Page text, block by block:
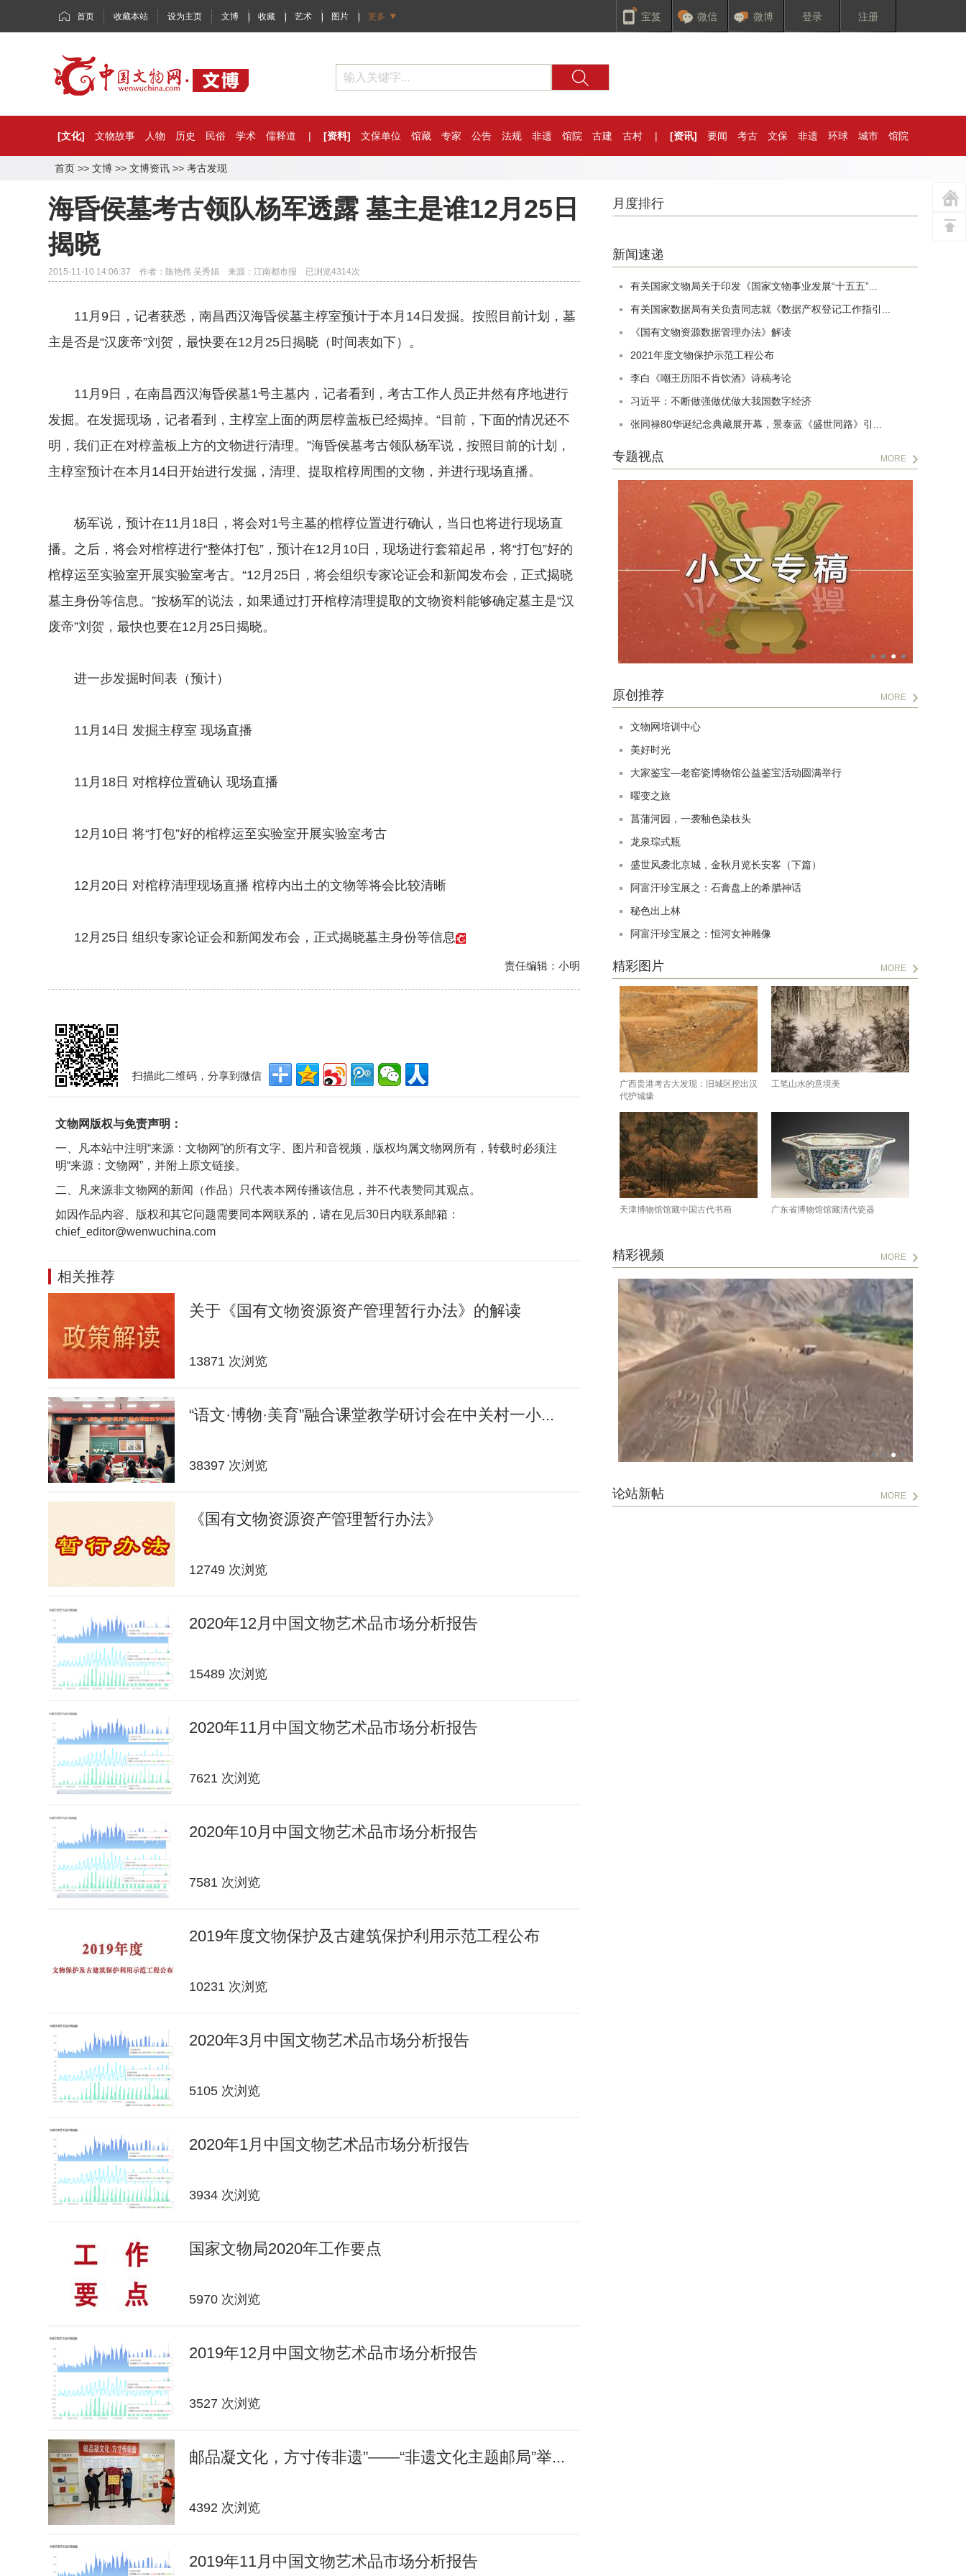
首页 收藏本站 设为主页 文博 | 收藏 | 艺术 | 图片 | 更多 宝笈 微信 微博 登录 注册
[文化] 文物故事 人物 历史 民俗 学术 儒释道 | [资料] 文保单位 馆藏 专家 公告 法规 非遗 馆院 古建 古村 | [资讯] 要闻 考古 文保 非遗 环球 城市 馆院
首页 >> 文博 >> 文博资讯 >> 考古发现
海昏侯墓考古领队杨军透露 墓主是谁12月25日
揭晓
2015-11-10 14:06:37 作者：陈艳伟 吴秀娟 来源：江南都市报 已浏览4314次
11月9日，记者获悉，南昌西汉海昏侯墓主椁室预计于本月14日发掘。按照目前计划，墓
主是否是“汉废帝”刘贺，最快要在12月25日揭晓（时间表如下）。
11月9日，在南昌西汉海昏侯墓1号主墓内，记者看到，考古工作人员正井然有序地进行
发掘。在发掘现场，记者看到，主椁室上面的两层椁盖板已经揭掉。“目前，下面的情况还不
明，我们正在对椁盖板上方的文物进行清理。”海昏侯墓考古领队杨军说，按照目前的计划，
主椁室预计在本月14日开始进行发掘，清理、提取棺椁周围的文物，并进行现场直播。
杨军说，预计在11月18日，将会对1号主墓的棺椁位置进行确认，当日也将进行现场直
播。之后，将会对棺椁进行“整体打包”，预计在12月10日，现场进行套箱起吊，将“打包”好的
棺椁运至实验室开展实验室考古。“12月25日，将会组织专家论证会和新闻发布会，正式揭晓
墓主身份等信息。”按杨军的说法，如果通过打开棺椁清理提取的文物资料能够确定墓主是“汉
废帝”刘贺，最快也要在12月25日揭晓。
进一步发掘时间表（预计）
11月14日 发掘主椁室 现场直播
11月18日 对棺椁位置确认 现场直播
12月10日 将“打包”好的棺椁运至实验室开展实验室考古
12月20日 对棺椁清理现场直播 棺椁内出土的文物等将会比较清晰
12月25日 组织专家论证会和新闻发布会，正式揭晓墓主身份等信息
责任编辑：小明
扫描此二维码，分享到微信
文物网版权与免责声明：
一、凡本站中注明“来源：文物网”的所有文字、图片和音视频，版权均属文物网所有，转载时必须注
明“来源：文物网”，并附上原文链接。
二、凡来源非文物网的新闻（作品）只代表本网传播该信息，并不代表赞同其观点。
如因作品内容、版权和其它问题需要同本网联系的，请在见后30日内联系邮箱：
chief_editor@wenwuchina.com
相关推荐
关于《国有文物资源资产管理暂行办法》的解读
13871 次浏览
“语文·博物·美育”融合课堂教学研讨会在中关村一小...
38397 次浏览
《国有文物资源资产管理暂行办法》
12749 次浏览
2020年12月中国文物艺术品市场分析报告
15489 次浏览
2020年11月中国文物艺术品市场分析报告
7621 次浏览
2020年10月中国文物艺术品市场分析报告
7581 次浏览
2019年度文物保护及古建筑保护利用示范工程公布
10231 次浏览
2020年3月中国文物艺术品市场分析报告
5105 次浏览
2020年1月中国文物艺术品市场分析报告
3934 次浏览
国家文物局2020年工作要点
5970 次浏览
2019年12月中国文物艺术品市场分析报告
3527 次浏览
邮品凝文化，方寸传非遗”——“非遗文化主题邮局”举...
4392 次浏览
2019年11月中国文物艺术品市场分析报告
月度排行
新闻速递
有关国家文物局关于印发《国家文物事业发展“十五五”...
有关国家数据局有关负责同志就《数据产权登记工作指引...
《国有文物资源数据管理办法》解读
2021年度文物保护示范工程公布
李白《嘲王历阳不肯饮酒》诗稿考论
习近平：不断做强做优做大我国数字经济
张同禄80华诞纪念典藏展开幕，景泰蓝《盛世同路》引...
专题视点 MORE
原创推荐 MORE
文物网培训中心
美好时光
大家鉴宝—老窑瓷博物馆公益鉴宝活动圆满举行
曜变之旅
菖蒲河园，一袭釉色染枝头
龙泉琮式瓶
盛世风袭北京城，金秋月览长安客（下篇）
阿富汗珍宝展之：石膏盘上的希腊神话
秘色出上林
阿富汗珍宝展之：恒河女神雕像
精彩图片 MORE
广西贵港考古大发现：旧城区挖出汉
代护城壕
工笔山水的意境美
天津博物馆馆藏中国古代书画 广东省博物馆馆藏清代瓷器
精彩视频 MORE
论站新帖 MORE